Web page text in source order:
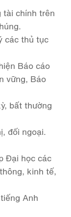
tài chính trên
các thủ tục
Báo cáo
vững, Báo
bất thường
đối ngoại.
Đại học các
kinh tế,
Anh